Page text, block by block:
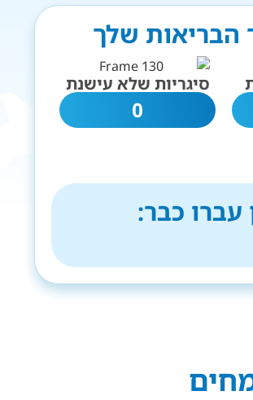
הבריאות שלך
סיגריות שלא עישנת
0
כבר: